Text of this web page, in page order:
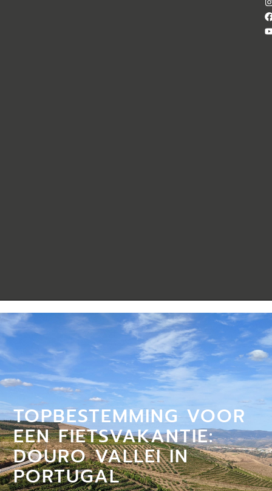
TOPBESTEMMING VOOR
EEN FIETSVAKANTIE:
DOURO VALLEI IN
PORTUGAL